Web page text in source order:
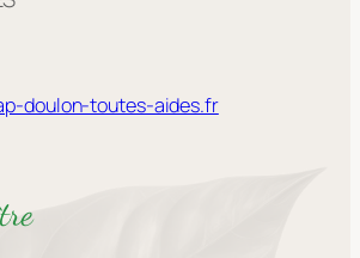
doulon-toutes-aides.fr